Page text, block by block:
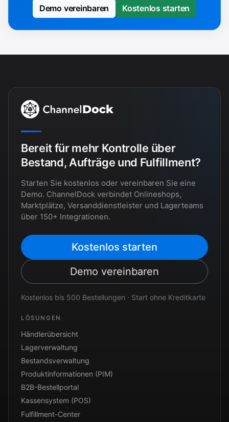
Demo vereinbaren Kostenlos starten
Bereit für mehr Kontrolle über
Bestand, Aufträge und Fulfillment?
Starten Sie kostenlos oder vereinbaren Sie eine
Demo. ChannelDock verbindet Onlineshops,
Marktplätze, Versanddienstleister und Lagerteams
über 150+ Integrationen.
Kostenlos starten
Demo vereinbaren
Kostenlos bis 500 Bestellungen · Start ohne Kreditkarte
LÖSUNGEN
Händlerübersicht
Lagerverwaltung
Bestandsverwaltung
Produktinformationen (PIM)
B2B-Bestellportal
Kassensystem (POS)
Fulfillment-Center